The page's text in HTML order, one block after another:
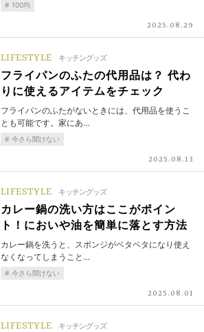
100均
2025.08.29
LIFESTYLE キッチングッズ
フライパンのふたの代用品は？ 代わ
りに使えるアイテムをチェック
フライパンのふたがないときには、代用品を使うこ
とも可能です。家にあ…
今さら聞けない
2025.08.13
LIFESTYLE キッチングッズ
カレー鍋の洗い方はここがポイン
ト！においや油を簡単に落とす方法
カレー鍋を洗うと、スポンジがベタベタになり使え
なくなってしまうこと…
今さら聞けない
2025.08.01
LIFESTYLE キッチングッズ